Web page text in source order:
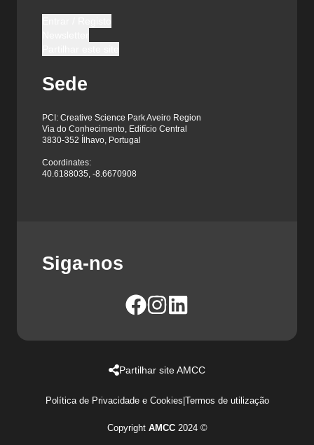
Sede
PCI: Creative Science Park Aveiro Region
Via do Conhecimento, Edifício Central
3830-352 Ílhavo, Portugal
Coordinates:
40.6188035, -8.6670908
Siga-nos
Partilhar site AMCC
Política de Privacidade e Cookies|Termos de utilização
Copyright AMCC2024 ©